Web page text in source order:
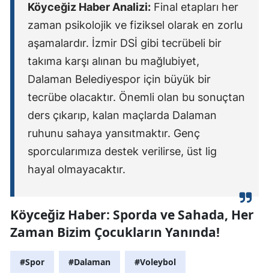
Köyceğiz Haber Analizi: Final etapları her
zaman psikolojik ve fiziksel olarak en zorlu
aşamalardır. İzmir DSİ gibi tecrübeli bir
takıma karşı alınan bu mağlubiyet,
Dalaman Belediyespor için büyük bir
tecrübe olacaktır. Önemli olan bu sonuçtan
ders çıkarıp, kalan maçlarda Dalaman
ruhunu sahaya yansıtmaktır. Genç
sporcularımıza destek verilirse, üst lig
hayal olmayacaktır.
Köyceğiz Haber: Sporda ve Sahada, Her
Zaman Bizim Çocukların Yanında!
#Spor #Dalaman #Voleybol